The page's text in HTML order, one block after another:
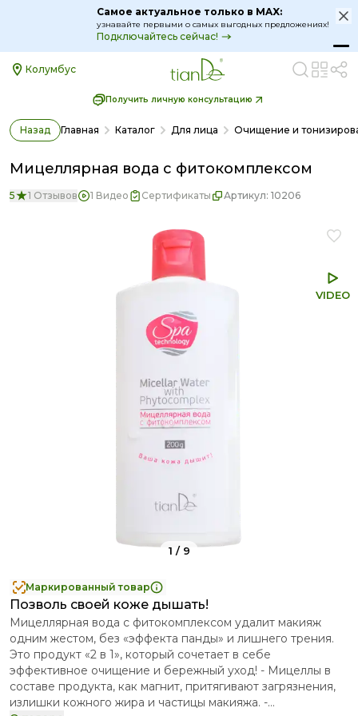
Самое актуальное только в MAX:
узнавайте первыми о самых выгодных предложениях!
Подключайтесь сейчас!
Колумбус
Получить личную консультацию
Назад Главная Каталог Для лица Очищение и
Мицеллярная вода с фитокомплексом
5 1 Отзывов 1 Видео Сертификаты Артикул: 10206
VIDEO
1 / 9
Маркированный товар
Позволь своей коже дышать!
Мицеллярная вода с фитокомплексом удалит макияж
одним жестом, без «эффекта панды» и лишнего трения.
Это продукт «2 в 1», который сочетает в себе
эффективное очищение и бережный уход! - Мицеллы в
составе продукта, как магнит, притягивают загрязнения,
излишки кожного жира и частицы макияжа. -